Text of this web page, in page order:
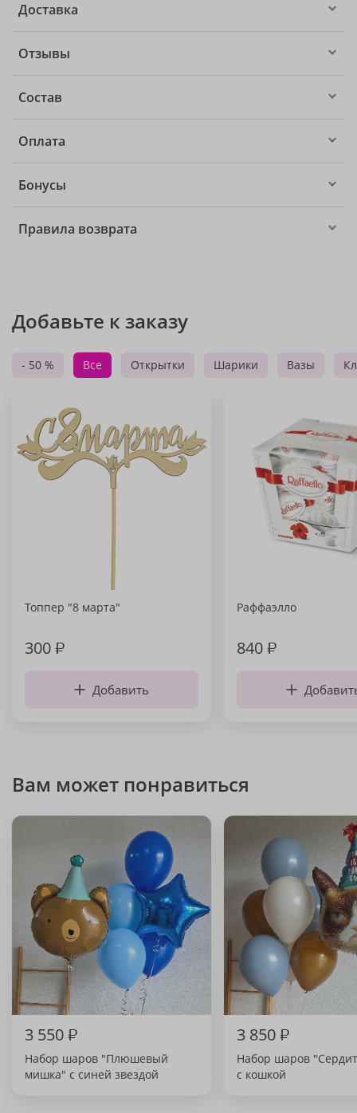
Доставка
Отзывы
Состав
Оплата
Бонусы
Правила возврата
Добавьте к заказу
- 50 % Все Открытки Шарики Вазы
Топпер "8 марта"
300₽
Добавить
Раффаэлло
840₽
Вам может понравиться
3 550₽
Набор шаров "Плюшевый
мишка" с синей звездой
3 850₽
Набор шаров
с кошкой